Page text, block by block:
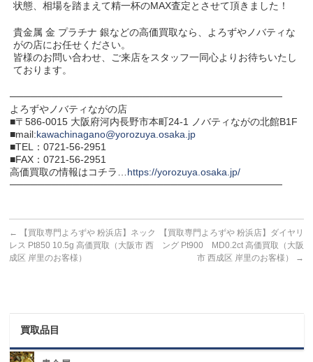
状態、相場を踏まえて精一杯のMAX査定とさせて頂きました！
貴金属 金 プラチナ 銀などの高価買取なら、よろずやノバティな
がの店にお任せください。
皆様のお問い合わせ、ご来店をスタッフ一同心よりお待ちいたし
ております。
───────────────────────────────────────
よろずやノバティながの店
■〒586-0015 大阪府河内長野市本町24-1 ノバティながの北館B1F
■mail:kawachinagano@yorozuya.osaka.jp
■TEL：0721-56-2951
■FAX：0721-56-2951
高価買取の情報はコチラ…https://yorozuya.osaka.jp/
───────────────────────────────────────
←
【買取専門よろずや 粉浜店】ネック
レス Pt850 10.5g 高価買取（大阪市 西
成区 岸里のお客様）
【買取専門よろずや 粉浜店】ダイヤリ
ング Pt900 MD0.2ct 高価買取（大阪
市 西成区 岸里のお客様）
→
買取品目